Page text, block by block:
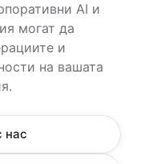
AI и
могат да
и
на вашата
нас